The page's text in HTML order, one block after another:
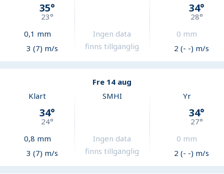
35°
23°
0,1 mm
3 (7) m/s
Ingen data
finns tillgänglig
34°
28°
0 mm
2 (- -) m/s
Fre 14 aug
Klart
34°
24°
0,8 mm
3 (7) m/s
SMHI
Ingen data
finns tillgänglig
Yr
34°
27°
0 mm
2 (- -) m/s